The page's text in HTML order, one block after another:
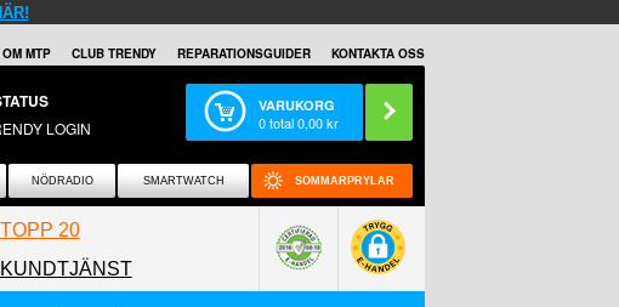
OM MTP CLUB TRENDY REPARATIONSGUIDER KONTAKTA OSS
LOGIN
VARUKORG
0total0,00kr
NÖDRADIO SMARTWATCH SOMMARPRYLAR
TOPP 20
KUNDTJÄNST